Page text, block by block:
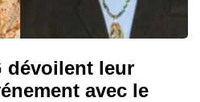
dévoilent leur
avec le